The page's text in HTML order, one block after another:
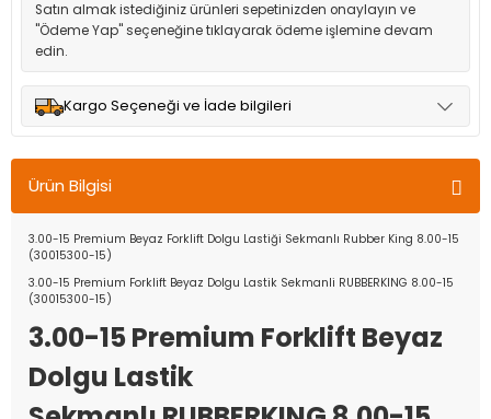
Satın almak istediğiniz ürünleri sepetinizden onaylayın ve
"Ödeme Yap" seçeneğine tıklayarak ödeme işlemine devam
edin.
Kargo Seçeneği ve İade bilgileri
adresinize teslim edilir.
Ürün Bilgisi
3.00-15 Premium Beyaz Forklift Dolgu Lastiği Sekmanlı Rubber King 8.00-15
(30015300-15)
3.00-15 Premium Forklift Beyaz Dolgu Lastik Sekmanli RUBBERKING 8.00-15
(30015300-15)
3.00-15 Premium Forklift Beyaz
Dolgu Lastik